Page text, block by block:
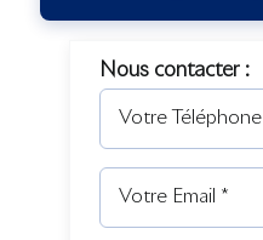
Nous contacter :